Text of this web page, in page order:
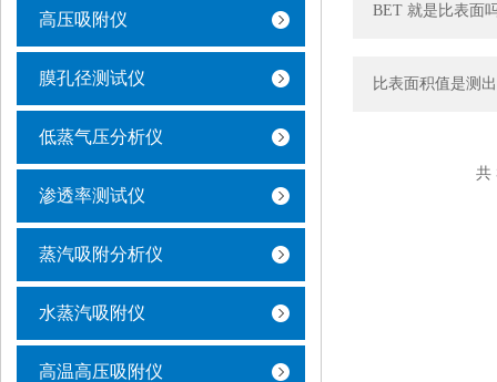
高压吸附仪
膜孔径测试仪
低蒸气压分析仪
渗透率测试仪
蒸汽吸附分析仪
水蒸汽吸附仪
高温高压吸附仪
BET 就是比表面
比表面积值是测
共